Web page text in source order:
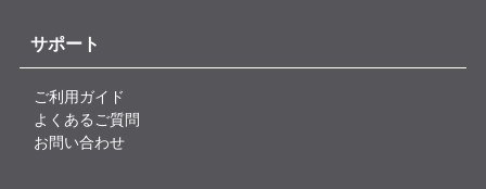
サポート
ご利用ガイド
よくあるご質問
お問い合わせ